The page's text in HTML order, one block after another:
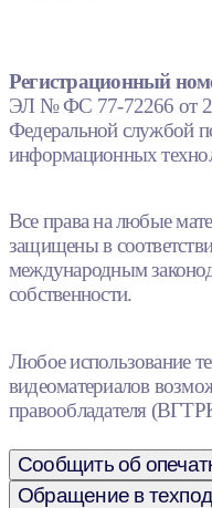
Регистрационный
ЭЛ № ФС 77-72266 от
Федеральной службой
информационных
Все права на любые
защищены в
международным
собственности.
Любое использование
видеоматериалов
правообладателя
Сообщить об
Обращение в